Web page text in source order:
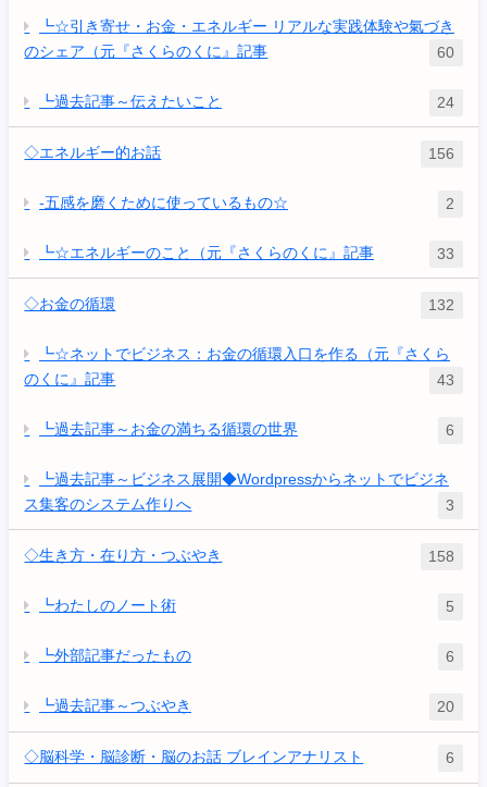
┗☆引き寄せ・お金・エネルギー リアルな実践体験や氣づき
のシェア（元『さくらのくに』記事
60
┗過去記事～伝えたいこと 24
◇エネルギー的お話 156
-五感を磨くために使っているもの☆ 2
┗☆エネルギーのこと（元『さくらのくに』記事 33
◇お金の循環 132
┗☆ネットでビジネス：お金の循環入口を作る（元『さくら
のくに』記事
43
┗過去記事～お金の満ちる循環の世界 6
┗過去記事～ビジネス展開◆Wordpressからネットでビジネ
ス集客のシステム作りへ
3
◇生き方・在り方・つぶやき 158
┗わたしのノート術 5
┗外部記事だったもの 6
┗過去記事～つぶやき 20
◇脳科学・脳診断・脳のお話 ブレインアナリスト 6